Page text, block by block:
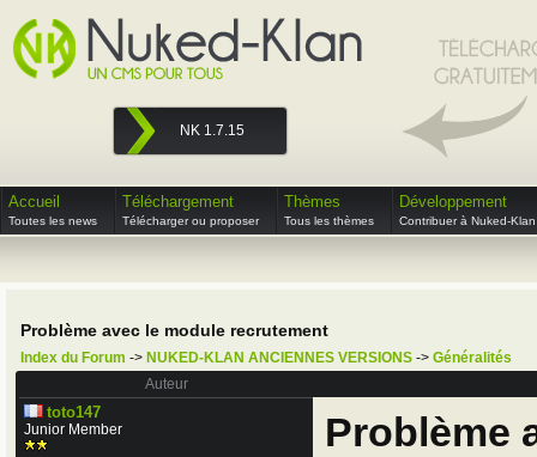
NK 1.7.15
Accueil
Toutes les news
Téléchargement
Télécharger ou proposer
Thèmes
Tous les thèmes
Développement
Contribuer à Nuked-Klan
Problème avec le module recrutement
Index du Forum -> NUKED-KLAN ANCIENNES VERSIONS -> Généralités
Auteur
toto147
Junior Member Problème